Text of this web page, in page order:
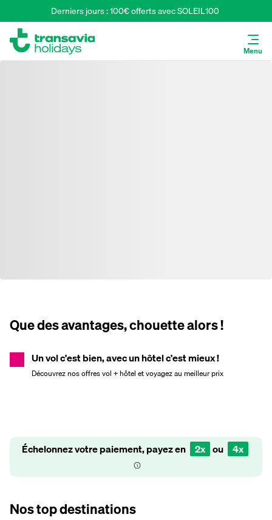
Derniers jours : 100€ offerts avec SOLEIL100
Menu
Que des avantages, chouette alors !
Un vol c'est bien, avec un hôtel c'est mieux !
Découvrez nos offres vol + hôtel et voyagez au meilleur prix
Échelonnez votre paiement, payez en 2x ou 4x
Nos top destinations